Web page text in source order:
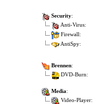
Security:
Anti-Virus:
Firewall:
AntiSpy:
Brennen:
DVD-Burn:
Media:
Video-Player: